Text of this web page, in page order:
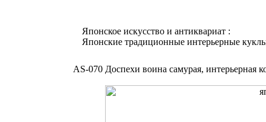
Японское искусство и антиквариат :
Японские традиционные интерьерные
AS-070 Доспехи воина самурая, интерьерная